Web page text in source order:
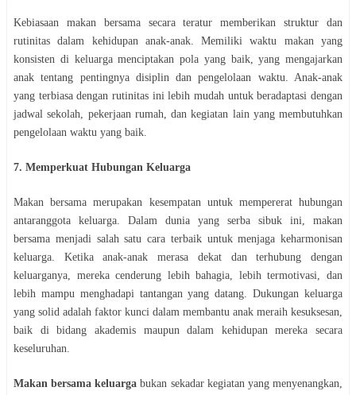
Kebiasaan makan bersama secara teratur memberikan struktur dan
rutinitas dalam kehidupan anak-anak. Memiliki waktu makan yang
konsisten di keluarga menciptakan pola yang baik, yang mengajarkan
anak tentang pentingnya disiplin dan pengelolaan waktu. Anak-anak
yang terbiasa dengan rutinitas ini lebih mudah untuk beradaptasi dengan
jadwal sekolah, pekerjaan rumah, dan kegiatan lain yang membutuhkan
pengelolaan waktu yang baik.
7. Memperkuat Hubungan Keluarga
Makan bersama merupakan kesempatan untuk mempererat hubungan
antaranggota keluarga. Dalam dunia yang serba sibuk ini, makan
bersama menjadi salah satu cara terbaik untuk menjaga keharmonisan
keluarga. Ketika anak-anak merasa dekat dan terhubung dengan
keluarganya, mereka cenderung lebih bahagia, lebih termotivasi, dan
lebih mampu menghadapi tantangan yang datang. Dukungan keluarga
yang solid adalah faktor kunci dalam membantu anak meraih kesuksesan,
baik di bidang akademis maupun dalam kehidupan mereka secara
keseluruhan.
Makan bersama keluarga bukan sekadar kegiatan yang menyenangkan,